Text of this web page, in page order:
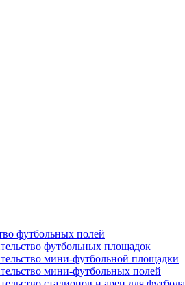
футбольных полей
футбольных площадок
мини-футбольной площадки
мини-футбольных полей